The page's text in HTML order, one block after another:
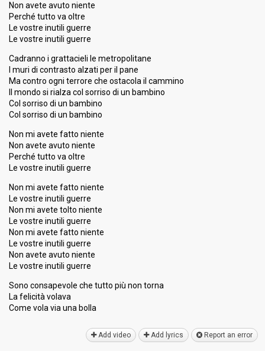
Non avete avuto niente
Perché tutto va oltre
Le vostre inutili guerre
Le vostre inutili guerre
Cadranno i grattacieli le metropolitane
I muri di contrasto alzati per il pane
Ma contro ogni terrore che ostacola il cammino
Il mondo si rialza col sorriso di un bambino
Col sorriso di un bambino
Col sorriso di un bambino
Non mi avete fatto niente
Non avete avuto niente
Perché tutto va oltre
Le vostre inutili guerre
Non mi avete fatto niente
Le vostre inutili guerre
Non mi avete tolto niente
Le vostre inutili guerre
Non mi avete fatto niente
Le vostre inutili guerre
Non avete avuto niente
Le vostre inutili guerre
Sono conѕapevole che tutto più non torna
La felicità volava
Come vola via una bollа
Add video Add lyrics Report an error